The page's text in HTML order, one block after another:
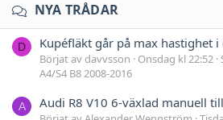
NYA TRÅDAR
D Kupéfläkt går på max hastighet i
Börjat av davvsson Onsdag kl 22:52
A4/S4 B8 2008-2016
A Audi R8 V10 6-växlad manuell